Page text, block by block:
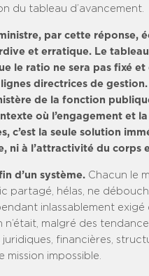
du tableau d’avancement.
par cette réponse,
et erratique. Le
le ratio ne sera pas fixé et
directrices de gestion.
de la fonction
où l’engagement et
c’est la seule solution
ni à l’attractivité du corps
d’un système. Chacun le
partagé, hélas, ne
inlassablement
n’était, malgré des
financières,
mission impossible.